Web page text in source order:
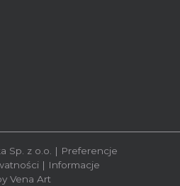
Sp. z o.o. | Preferencje
| Informacje
Vena Art